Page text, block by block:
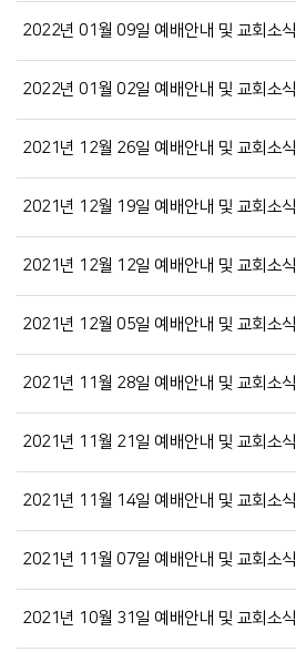
2022년 01월 09일 예배안내 및 교회소식
2022년 01월 02일 예배안내 및 교회소식
2021년 12월 26일 예배안내 및 교회소식
2021년 12월 19일 예배안내 및 교회소식
2021년 12월 12일 예배안내 및 교회소식
2021년 12월 05일 예배안내 및 교회소식
2021년 11월 28일 예배안내 및 교회소식
2021년 11월 21일 예배안내 및 교회소식
2021년 11월 14일 예배안내 및 교회소식
2021년 11월 07일 예배안내 및 교회소식
2021년 10월 31일 예배안내 및 교회소식